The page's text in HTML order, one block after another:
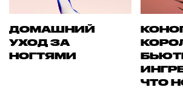
ДОМАШНИЙ
УХОД ЗА
НОГТЯМИ
ЧТО